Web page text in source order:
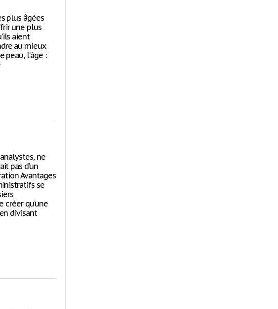
plus âgées
une plus
aient
au mieux
l’âge :
ne
pas d’un
Avantages
se
créer qu’une
divisant